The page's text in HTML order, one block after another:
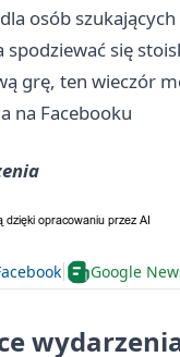
osób
spodziewać się
grę, ten wieczór
na Facebooku
Google